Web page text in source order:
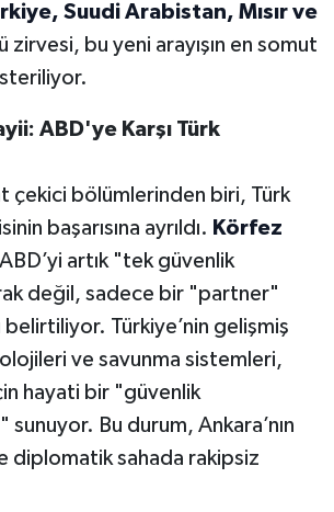
Suudi Arabistan, Mısır ve
zirvesi, bu yeni arayışın en somut
ABD'ye Karşı Türk
çekici bölümlerinden biri, Türk
başarısına ayrıldı. Körfez
artık "tek güvenlik
değil, sadece bir "partner"
Türkiye’nin gelişmiş
ve savunma sistemleri,
hayati bir "güvenlik
Bu durum, Ankara’nın
diplomatik sahada rakipsiz